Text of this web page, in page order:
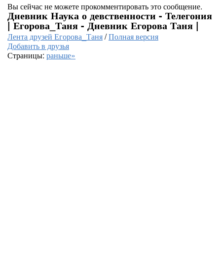
Вы сейчас не можете прокомментировать это сообщение.
Дневник Наука о девственности - Телегония
| Егорова_Таня - Дневник Егорова Таня |
Лента друзей Егорова_Таня/Полная версия
Добавить в друзья
Страницы: раньше»